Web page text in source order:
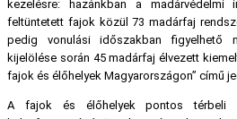
kezelésre: hazánkban a madárvédelmi
feltüntetett fajok közül 73 madárfaj
pedig vonulási időszakban figyelhető
kijelölése során 45 madárfaj élvezett
fajok és élőhelyek Magyarországon” című
A fajok és élőhelyek pontos térbeli